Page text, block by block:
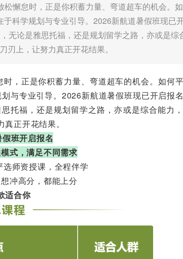
松懈怠时，正是你积蓄力量、弯道超车的机会。
科学规划与专业引导。2026新航道暑假班现已
论是雅思托福，还是规划留学之路，亦或是综
上，让努力真正开花结果。
，正是你积蓄力量、弯道超车的机会。如何
与专业引导。2026新航道暑假班现已开启
托福，还是规划留学之路，亦或是综合能力
正开花结果。
班开启报名
式，满足不同需求
师资授课，全程伴学
冲高分，都能上分
适合你